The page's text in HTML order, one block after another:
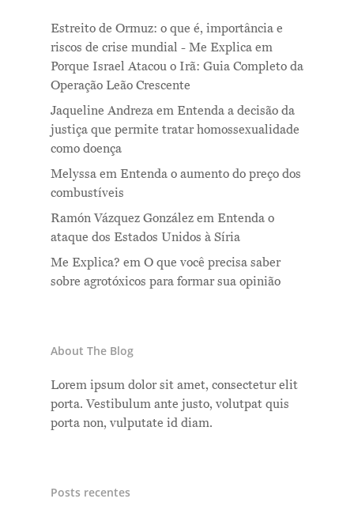
Estreito de Ormuz: o que é, importância e
riscos de crise mundial - Me Explica em
Porque Israel Atacou o Irã: Guia Completo da
Operação Leão Crescente
Jaqueline Andreza em Entenda a decisão da
justiça que permite tratar homossexualidade
como doença
Melyssa em Entenda o aumento do preço dos
combustíveis
Ramón Vázquez González em Entenda o
ataque dos Estados Unidos à Síria
Me Explica? em O que você precisa saber
sobre agrotóxicos para formar sua opinião
About The Blog
Lorem ipsum dolor sit amet, consectetur elit
porta. Vestibulum ante justo, volutpat quis
porta non, vulputate id diam.
Posts recentes